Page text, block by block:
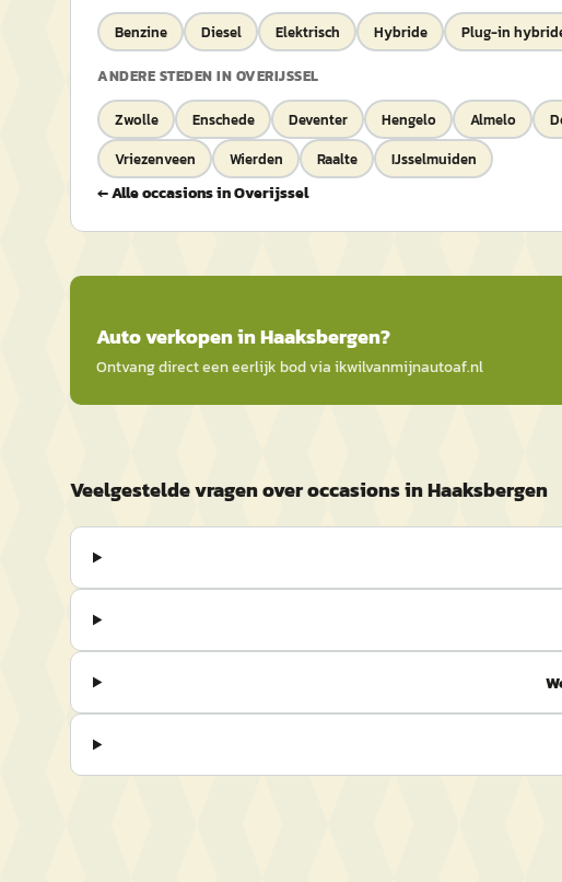
Benzine Diesel Elektrisch Hybride Plug-in
ANDERE STEDEN IN OVERIJSSEL
Zwolle Enschede Deventer Hengelo Almelo
Vriezenveen
Wierden Raalte IJsselmuiden
← Alle occasions inOverijssel
Autoverkopen inHaaksbergen?
Ontvang direct een eerlijk bod viaikwilvanmijnautoaf.nl
Veelgestelde vragen over occasions in Haaksbergen